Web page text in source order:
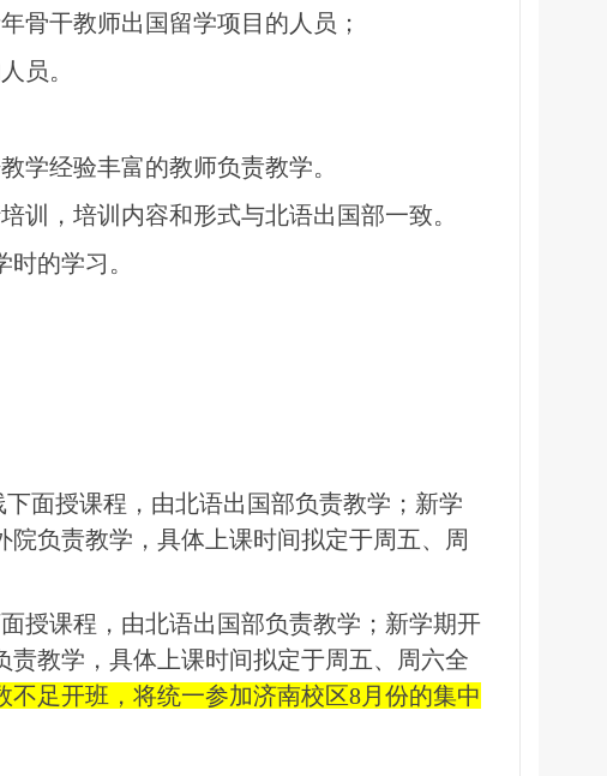
骨干教师出国留学项目的人员；
员。
学经验丰富的教师负责教学。
训，培训内容和形式与北语出国部一致。
时的学习。
下面授课程，由北语出国部负责教学；新学
负责教学，具体上课时间拟定于周五、周
授课程，由北语出国部负责教学；新学期开
教学，具体上课时间拟定于周五、周六全
不足开班，将统一参加济南校区8月份的集中